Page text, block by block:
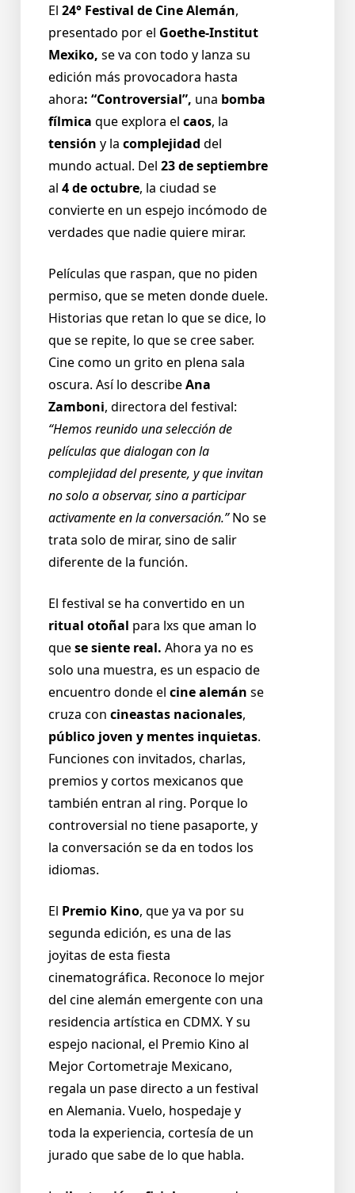
El 24° Festival de Cine Alemán,
presentado por el Goethe-Institut
Mexiko, se va con todo y lanza su
edición más provocadora hasta
ahora: “Controversial”, una bomba
fílmica que explora el caos, la
tensión y la complejidad del
mundo actual. Del 23 de septiembre
al 4 de octubre, la ciudad se
convierte en un espejo incómodo de
verdades que nadie quiere mirar.
Películas que raspan, que no piden
permiso, que se meten donde duele.
Historias que retan lo que se dice, lo
que se repite, lo que se cree saber.
Cine como un grito en plena sala
oscura. Así lo describeAna
Zamboni, directora del festival:
“Hemos reunido una selección de
películas que dialogan con la
complejidad del presente, y que invitan
no solo a observar, sino a participar
activamente en la conversación.”No se
trata solo de mirar, sino de salir
diferente de la función.
El festival se ha convertido en un
ritual otoñal para lxs que aman lo
quese siente real. Ahora ya no es
solo una muestra, es un espacio de
encuentro donde el cine alemán se
cruza con cineastas nacionales,
público joven y mentes inquietas.
Funciones con invitados, charlas,
premios y cortos mexicanos que
también entran al ring. Porque lo
controversial no tiene pasaporte, y
la conversación se da en todos los
idiomas.
El Premio Kino, que ya va por su
segunda edición, es una de las
joyitas de esta fiesta
cinematográfica. Reconoce lo mejor
del cine alemán emergente con una
residencia artística en CDMX. Y su
espejo nacional, el Premio Kino al
Mejor Cortometraje Mexicano,
regala un pase directo a un festival
en Alemania. Vuelo, hospedaje y
toda la experiencia, cortesía de un
jurado que sabe de lo que habla.